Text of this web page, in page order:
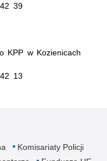
39
KPP w Kozienicach
13
Komisariaty Policji